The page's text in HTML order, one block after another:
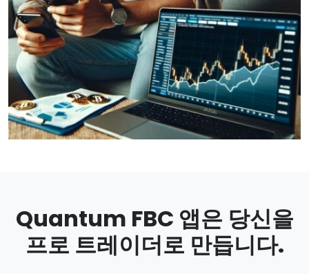
Quantum FBC 앱은 당신을
프로 트레이더로 만듭니다.